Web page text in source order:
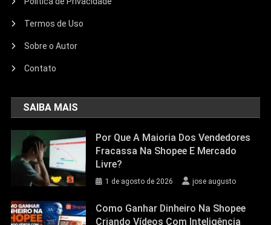
Termos de Uso
Sobre o Autor
Contato
SAIBA MAIS
Por Que A Maioria Dos Vendedores
Fracassa Na Shopee E Mercado
Livre?
1 de agosto de 2026 jose augusto
Como Ganhar Dinheiro Na Shopee
Criando Vídeos Com Inteligência